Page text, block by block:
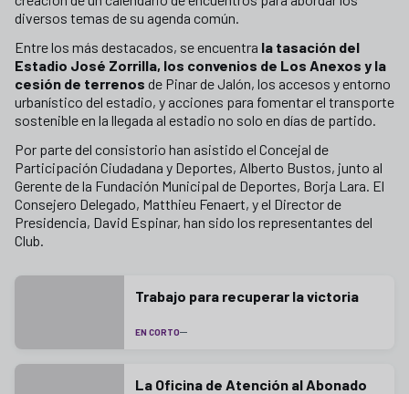
diversos temas de su agenda común.
Entre los más destacados, se encuentra la tasación del
Estadio José Zorrilla, los convenios de Los Anexos y la
cesión de terrenos de Pinar de Jalón, los accesos y entorno
urbanístico del estadio, y acciones para fomentar el transporte
sostenible en la llegada al estadio no solo en días de partido.
Por parte del consistorio han asistido el Concejal de
Participación Ciudadana y Deportes, Alberto Bustos, junto al
Gerente de la Fundación Municipal de Deportes, Borja Lara. El
Consejero Delegado, Matthieu Fenaert, y el Director de
Presidencia, David Espinar, han sido los representantes del
Club.
Trabajo para recuperar la victoria
EN CORTO
La Oficina de Atención al Abonado